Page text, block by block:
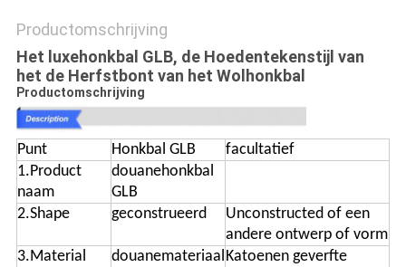
Productomschrijving
Het luxehonkbal GLB, de Hoedentekenstijl van
het de Herfstbont van het Wolhonkbal
Productomschrijving
Punt Honkbal GLB
facultatief
1.Product
naam
douanehonkbal
GLB
2.Shape
geconstrueerd
Unconstructed of een
andere ontwerp of vorm
3.Material
douanemateriaalKatoenen geverfte